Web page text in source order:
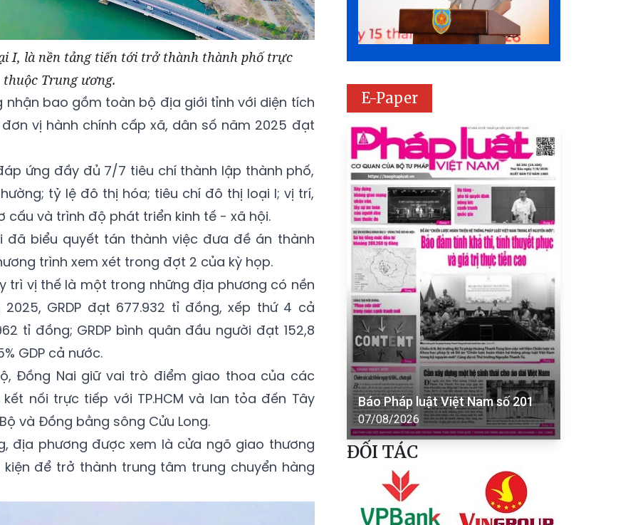
I, là nền tảng tiến tới trở thành thành phố trực
thuộc Trung ương.
nhận bao gồm toàn bộ địa giới tỉnh với diện tích
đơn vị hành chính cấp xã, dân số năm 2025 đạt
ứng đầy đủ 7/7 tiêu chí thành lập thành phố,
tỷ lệ đô thị hóa; tiêu chí đô thị loại I; vị trí,
cấu và trình độ phát triển kinh tế - xã hội.
đã biểu quyết tán thành việc đưa đề án thành
trình xem xét trong đợt 2 của kỳ họp.
trì vị thế là một trong những địa phương có nền
GRDP đạt 677.932 tỉ đồng, xếp thứ 4 cả
tỉ đồng; GRDP bình quân đầu người đạt 152,8
GDP cả nước.
Đồng Nai giữ vai trò điểm giao thoa của các
nối trực tiếp với TP.HCM và lan tỏa đến Tây
và Đồng bằng sông Cửu Long.
địa phương được xem là cửa ngõ giao thương
để trở thành trung tâm trung chuyển hàng
E-Paper
Báo Pháp luật Việt Nam số 201
07/08/2026
ĐỐI TÁC